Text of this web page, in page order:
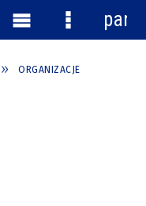
ORGANIZACJE
Menu
główne
Menu
panel